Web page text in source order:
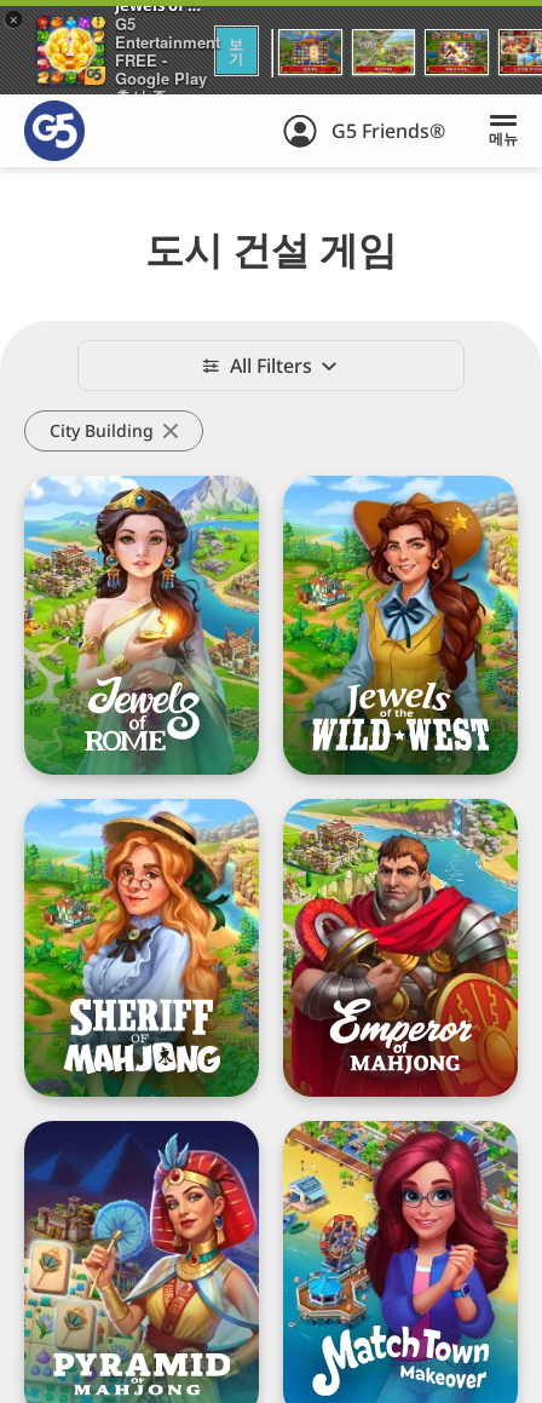
Jewels of Rome®: 보석게임: 퍼즐 게임하기 과 건축 도시 엠파이어
G5
Entertainment
FREE -
Google Play
출시 중
보
기
+
G5 Friends® 메뉴
도시 건설 게임
Best
City
Building
Games
All Filters
City Building
Jewels
of
Rome®:
보
석
게
임:
퍼
즐
게
임
하
기
과
건
축
도
시
엠
파
이
어
Jewels
of
the
Wild
West®:
보
석
짝
맞
추
기
와
도
시
복
원
Sheriff
of
Mahjong®
Emperor
of
Mahjong®:
타
일
짝
을
맞
춰
도
시
를
복
원
하
세
요
Pyramid
of
Mahjong:
짝
맞
추
기
퍼
즐
게
임
Match
Town
Makeover®